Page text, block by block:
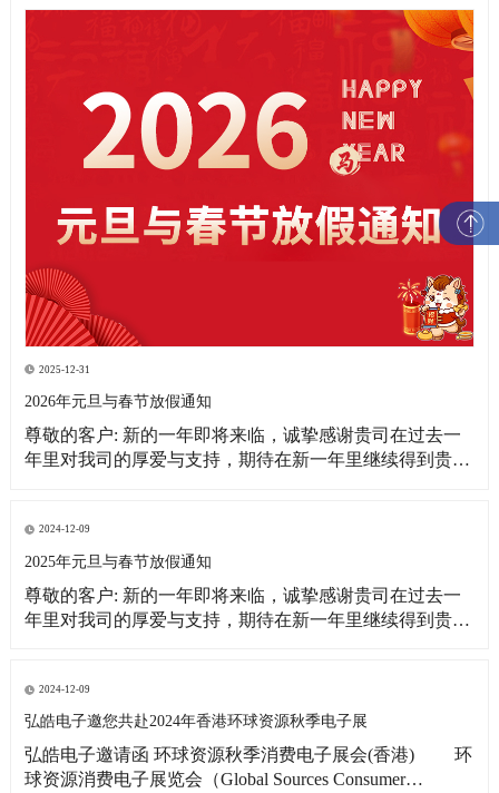
2025-12-31
2026年元旦与春节放假通知
尊敬的客户: 新的一年即将来临，诚挚感谢贵司在过去一
年里对我司的厚爱与支持，期待在新一年里继续得到贵司
单需求，提前做好春节期间物料准备工作，现将我司放假
相关事宜通知如下: 1、元旦放假
2024-12-09
2025年元旦与春节放假通知
尊敬的客户: 新的一年即将来临，诚挚感谢贵司在过去一
年里对我司的厚爱与支持，期待在新一年里继续得到贵司
求，提前做好春节期间物料准备工作，现将我司放假相关
事宜通知如下: 1、元旦放假时间：2025
2024-12-09
弘皓电子邀您共赴2024年香港环球资源秋季电子展
弘皓电子邀请函 环球资源秋季消费电子展会(香港) 环
球资源消费电子展览会（Global Sources Consumer